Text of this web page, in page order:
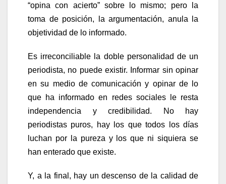
“opina con acierto” sobre lo mismo; pero la
toma de posición, la argumentación, anula la
objetividad de lo informado.
Es irreconciliable la doble personalidad de un
periodista, no puede existir. Informar sin opinar
en su medio de comunicación y opinar de lo
que ha informado en redes sociales le resta
independencia y credibilidad. No hay
periodistas puros, hay los que todos los días
luchan por la pureza y los que ni siquiera se
han enterado que existe.
Y, a la final, hay un descenso de la calidad de